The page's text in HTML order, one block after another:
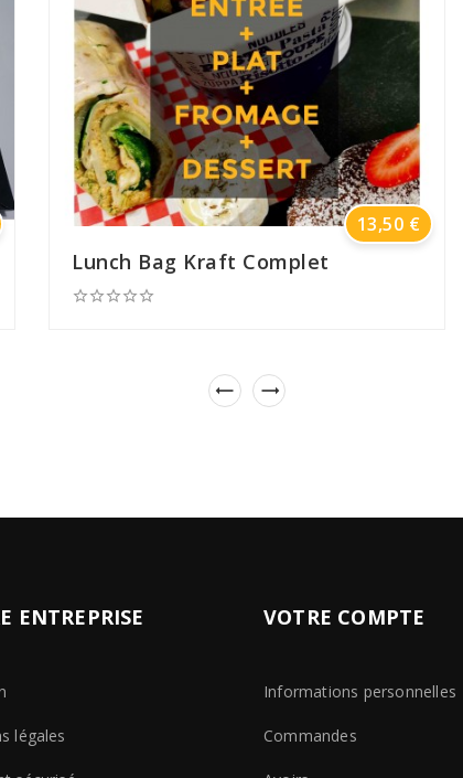
Lunch Bag Kraft Complet

Prix
13,50 €
 
ENTREPRISE
légales
VOTRE COMPTE
Informations personnelles
Commandes